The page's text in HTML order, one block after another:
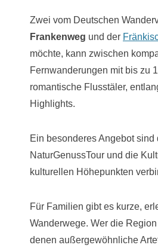
Zwei vom Deutschen
Frankenweg und der
möchte, kann zwischen
Fernwanderungen mit bis zu
romantische Flusstäler,
Highlights.
Ein besonderes Angebot
NaturGenussTour und die
kulturellen Höhepunkten
Für Familien gibt es kurze,
Wanderwege. Wer die
denen außergewöhnliche